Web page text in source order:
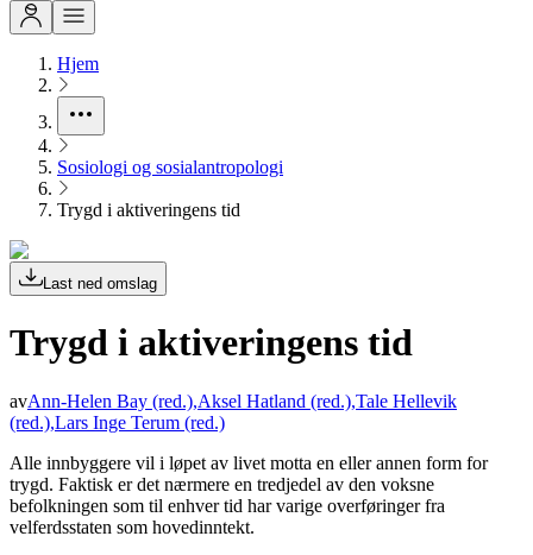
Hjem
Sosiologi og sosialantropologi
Trygd i aktiveringens tid
Last ned omslag
Trygd i aktiveringens tid
avAnn-Helen Bay (red.),Aksel Hatland (red.),Tale Hellevik
(red.),Lars Inge Terum (red.)
Alle innbyggere vil i løpet av livet motta en eller annen form for
trygd. Faktisk er det nærmere en tredjedel av den voksne
befolkningen som til enhver tid har varige overføringer fra
velferdsstaten som hovedinntekt.